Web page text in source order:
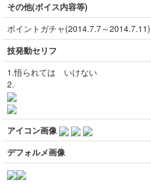
その他(ボイス内容等)
ポイントガチャ(2014.7.7～2014.7.11)
技発動セリフ
1.悟られては いけない
2.
アイコン画像
デフォルメ画像